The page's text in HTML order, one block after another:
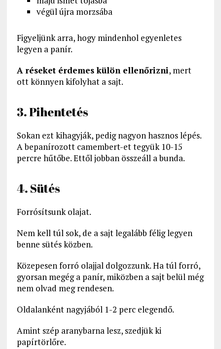
végül újra morzsába
Figyeljünk arra, hogy mindenhol egyenletes
legyen a panír.
A réseket érdemes külön ellenőrizni, mert
ott könnyen kifolyhat a sajt.
3. Pihentetés
Sokan ezt kihagyják, pedig nagyon hasznos lépés.
A bepanírozott camembert-et tegyük 10-15
percre hűtőbe. Ettől jobban összeáll a bunda.
4. Sütés
Forrósítsunk olajat.
Nem kell túl sok, de a sajt legalább félig legyen
benne sütés közben.
Közepesen forró olajjal dolgozzunk. Ha túl forró,
gyorsan megég a panír, miközben a sajt belül még
nem olvad meg rendesen.
Oldalanként nagyjából 1-2 perc elegendő.
Amint szép aranybarna lesz, szedjük ki
papírtörlőre.